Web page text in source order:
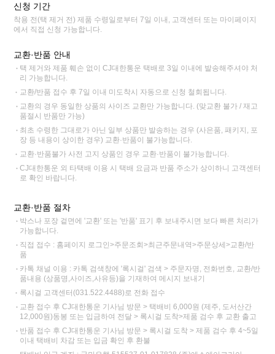
신청 기간
착용 전(택 제거 전) 제품 수령일로부터 7일 이내, 고객센터 또는 마이페이지
에서 직접 신청 가능합니다.
교환·반품 안내
택 제거와 제품 훼손 없이 CJ대한통운 택배로 3일 이내에 발송해주셔야 처
리 가능합니다.
교환/반품 접수 후 7일 이내 미도착시 자동으로 신청 철회됩니다.
교환의 경우 동일한 상품의 사이즈 교환만 가능합니다. (맞교환 불가 / 재고
품절시 반품만 가능)
최초 수령한 그대로가 아닌 일부 상품만 발송하는 경우 (사은품, 패키지, 포
장 등 내용이 상이한 경우) 교환·반품이 불가능합니다.
교환·반품불가 사전 고지 상품인 경우 교환·반품이 불가능합니다.
CJ대한통운 외 타택배 이용 시 택배 요금과 반품 주소가 상이하니 고객센터
로 확인 바랍니다.
교환·반품 절차
박스나 포장 겉면에 '교환' 또는 '반품' 표기 후 보내주시면 보다 빠른 처리가
가능합니다.
직접 접수 : 홈페이지 로그인>주문조회>최근주문내역>주문상세>교환/반
품
카톡 채널 이용 : 카톡 검색창에 '록시걸' 검색 > 주문자명, 전화번호, 교환/반
품내용 (상품명,사이즈,사유등)을 기재하여 메시지 보내기
록시걸 고객센터(031.522.4488)로 전화 접수
교환 접수 후 CJ대한통운 기사님 방문 > 택배비 6,000원 (제주, 도서산간
12,000원)동봉 또는 입금하여 전달 > 록시걸 도착>제품 검수 후 교환 출고
반품 접수 후 CJ대한통운 기사님 방문 > 록시걸 도착 > 제품 검수 후 4~5일
이내 택배비 차감 또는 입금 확인 후 환불